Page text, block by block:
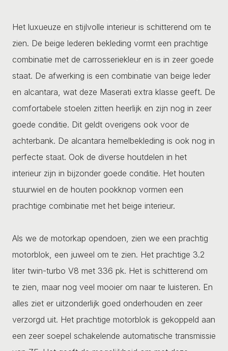
Het luxueuze en stijlvolle interieur is schitterend om te
zien. De beige lederen bekleding vormt een prachtige
combinatie met de carrosseriekleur en is in zeer goede
staat. De afwerking is een combinatie van beige leder
en alcantara, wat deze Maserati extra klasse geeft. De
comfortabele stoelen zitten heerlijk en zijn nog in zeer
goede conditie. Dit geldt overigens ook voor de
achterbank. De alcantara hemelbekleding is ook nog in
perfecte staat. Ook de diverse houtdelen in het
interieur zijn in bijzonder goede conditie. Het houten
stuurwiel en de houten pookknop vormen een
prachtige combinatie met het beige interieur.
Als we de motorkap opendoen, zien we een prachtig
motorblok, een juweel om te zien. Het prachtige 3.2
liter twin-turbo V8 met 336 pk. Het is schitterend om
te zien, maar nog veel mooier om naar te luisteren. En
alles ziet er uitzonderlijk goed onderhouden en zeer
verzorgd uit. Het prachtige motorblok is gekoppeld aan
een zeer soepel schakelende automatische transmissie